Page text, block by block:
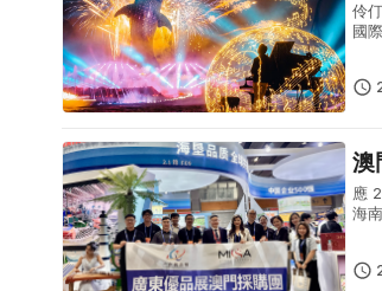
伶
國
澳
應
海